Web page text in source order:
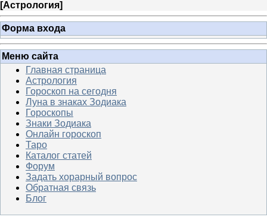
[Астрология]
Форма входа
Меню сайта
Главная страница
Астрология
Гороскоп на сегодня
Луна в знаках Зодиака
Гороскопы
Знаки Зодиака
Онлайн гороскоп
Таро
Каталог статей
Форум
Задать хорарный вопрос
Обратная связь
Блог